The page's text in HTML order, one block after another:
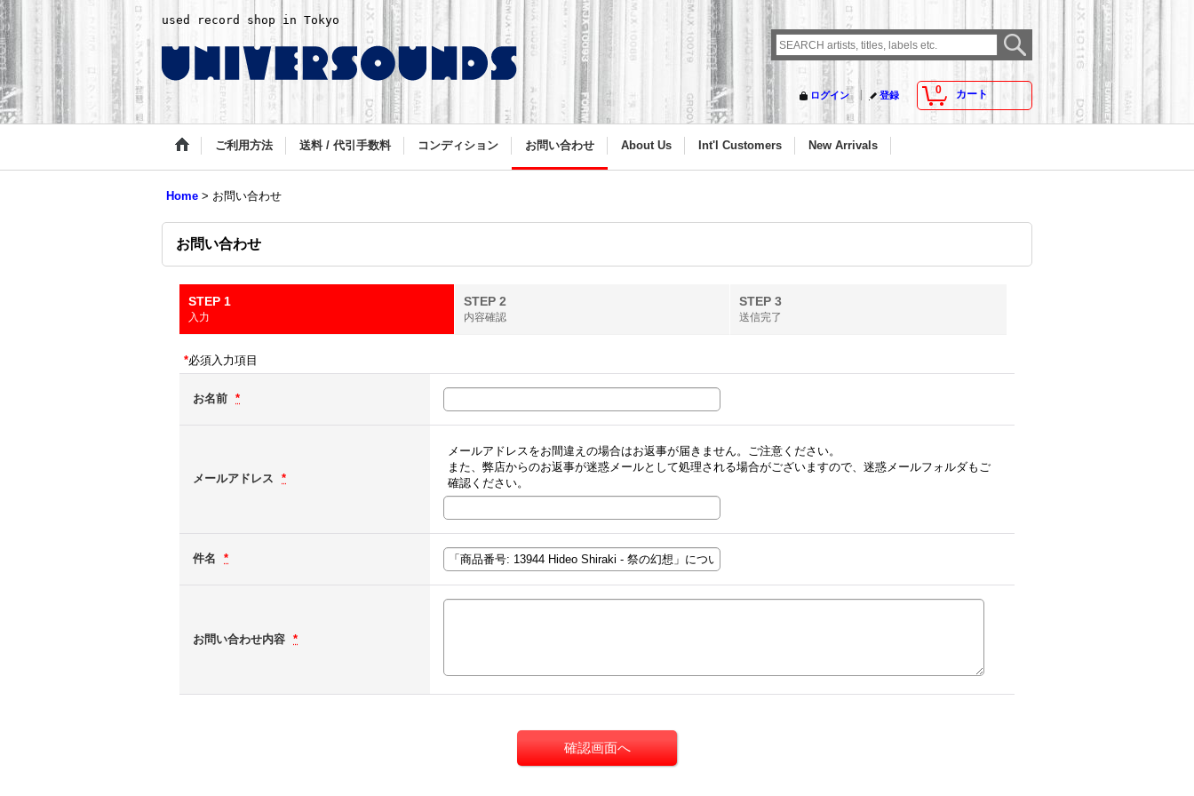
used record shop in Tokyo
0 カート
ログイン 登録
ご利用方法 送料 / 代引手数料 コンディション お問い合わせ About Us Int'l Customers New Arrivals
Home > お問い合わせ
お問い合わせ
STEP 1
入力
STEP 2
内容確認
STEP 3
送信完了
*必須入力項目
お名前 *
メールアドレス *
メールアドレスをお間違えの場合はお返事が届きません。ご注意ください。
また、弊店からのお返事が迷惑メールとして処理される場合がございますので、迷惑メールフォルダもご
確認ください。
件名 *
お問い合わせ内容 *